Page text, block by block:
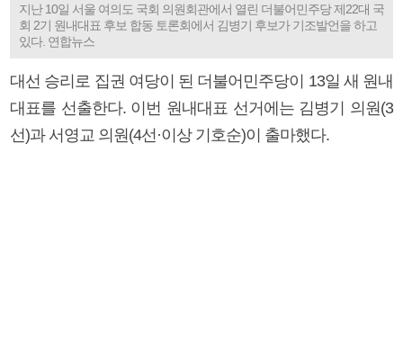
지난 10일 서울 여의도 국회 의원회관에서 열린 더불어민주당 제22대 국
회 2기 원내대표 후보 합동 토론회에서 김병기 후보가 기조발언을 하고
있다. 연합뉴스
대선 승리로 집권 여당이 된 더불어민주당이 13일 새 원내
대표를 선출한다. 이번 원내대표 선거에는 김병기 의원(3
선)과 서영교 의원(4선·이상 기호순)이 출마했다.